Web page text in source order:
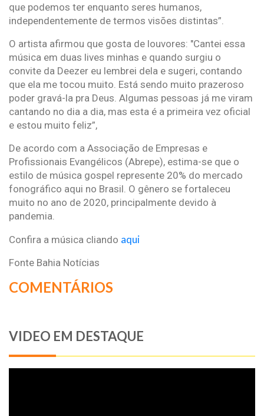
que podemos ter enquanto seres humanos,
independentemente de termos visões distintas”.
O artista afirmou que gosta de louvores: "Cantei essa
música em duas lives minhas e quando surgiu o
convite da Deezer eu lembrei dela e sugeri, contando
que ela me tocou muito. Está sendo muito prazeroso
poder gravá-la pra Deus. Algumas pessoas já me viram
cantando no dia a dia, mas esta é a primeira vez oficial
e estou muito feliz”,
De acordo com a Associação de Empresas e
Profissionais Evangélicos (Abrepe), estima-se que o
estilo de música gospel represente 20% do mercado
fonográfico aqui no Brasil. O gênero se fortaleceu
muito no ano de 2020, principalmente devido à
pandemia.
Confira a música cliando aqui
Fonte Bahia Notícias
COMENTÁRIOS
VIDEO EM DESTAQUE